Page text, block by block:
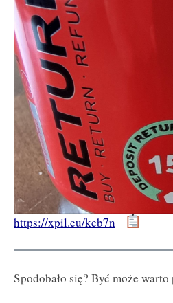
https://xpil.eu/keb7n
Spodobało się? Być może